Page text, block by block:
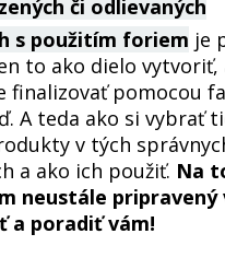
či odlievaných
s použitím foriem je
to ako dielo vytvoriť,
finalizovať pomocou
A teda ako si vybrať
v tých
a ako ich použiť. Na
neustále pripravený
a poradiť vám!